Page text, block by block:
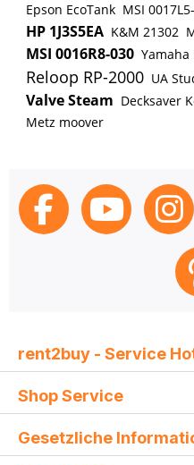
Akku (EPTA): 2,7 kg
H): 182 x 86 x 275 mm
96 dB(A)
Geräusch: 3 dB(A)
Hammerbohren in Beton:
Vibration: 1,5 m/s² Mitgeliefertes Zubehör:
Epson EcoTank MSI
HP 1J3S5EA K&M 21302
MSI 0016R8-030 Yamaha
Reloop RP-2000 UA
Valve Steam Decksaver
Metz moover
rent2buy - Service
Shop Service
Gesetzliche